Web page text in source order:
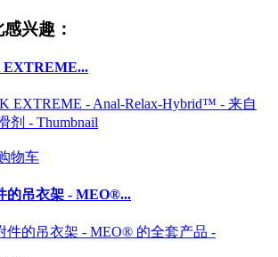
兴趣：
物车
的吊衣架 - MEO®...